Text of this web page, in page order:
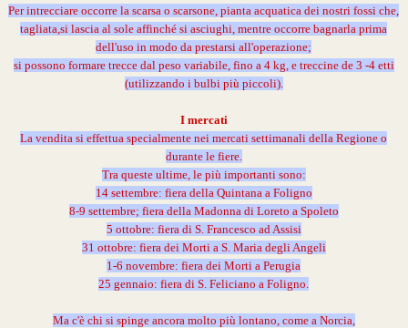
Per intrecciare occorre la scarsa o scarsone, pianta acquatica dei nostri fossi che,
tagliata,si lascia al sole affinché si asciughi, mentre occorre bagnarla prima
dell'uso in modo da prestarsi all'operazione;
si possono formare trecce dal peso variabile, fino a 4 kg, e treccine de 3 -4 etti
(utilizzando i bulbi più piccoli).
I mercati
La vendita si effettua specialmente nei mercati settimanali della Regione o
durante le fiere.
Tra queste ultime, le più importanti sono:
14 settembre: fiera della Quintana a Foligno
8-9 settembre; fiera della Madonna di Loreto a Spoleto
5 ottobre: fiera di S. Francesco ad Assisi
31 ottobre: fiera dei Morti a S. Maria degli Angeli
1-6 novembre: fiera dei Morti a Perugia
25 gennaio: fiera di S. Feliciano a Foligno.
Ma c'è chi si spinge ancora molto più lontano, come a Norcia,